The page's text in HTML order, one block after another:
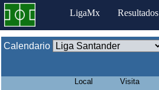
LigaMx Resultados
Calendario
Local Visita